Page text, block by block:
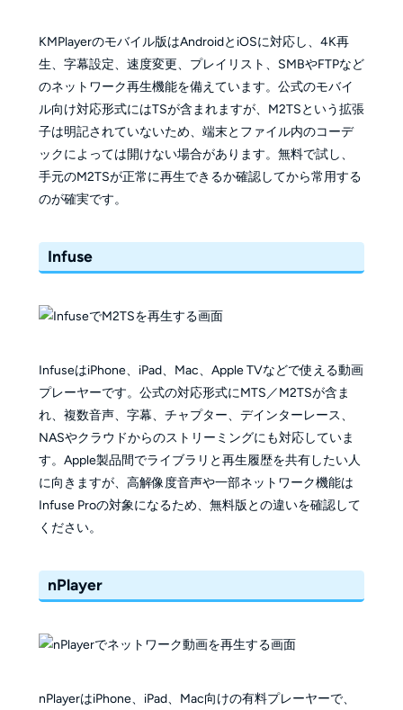
KMPlayerのモバイル版はAndroidとiOSに対応し、4K再
生、字幕設定、速度変更、プレイリスト、SMBやFTPなど
のネットワーク再生機能を備えています。公式のモバイ
ル向け対応形式にはTSが含まれますが、M2TSという拡張
子は明記されていないため、端末とファイル内のコーデ
ックによっては開けない場合があります。無料で試し、
手元のM2TSが正常に再生できるか確認してから常用する
のが確実です。
Infuse
InfuseはiPhone、iPad、Mac、Apple TVなどで使える動画
プレーヤーです。公式の対応形式にMTS／M2TSが含ま
れ、複数音声、字幕、チャプター、デインターレース、
NASやクラウドからのストリーミングにも対応していま
す。Apple製品間でライブラリと再生履歴を共有したい人
に向きますが、高解像度音声や一部ネットワーク機能は
Infuse Proの対象になるため、無料版との違いを確認して
ください。
nPlayer
nPlayerはiPhone、iPad、Mac向けの有料プレーヤーで、